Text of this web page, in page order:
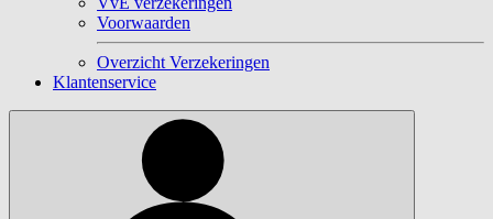
Voorwaarden
Overzicht Verzekeringen
Klantenservice